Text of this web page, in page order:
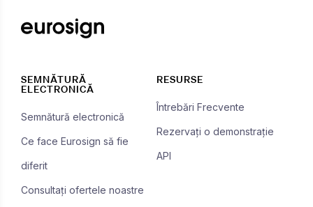
SEMNĂTURĂ
ELECTRONICĂ
Semnătură electronică
Ce face Eurosign să fie
diferit
Consultați ofertele noastre
RESURSE
Întrebări Frecvente
Rezervați o demonstrație
API